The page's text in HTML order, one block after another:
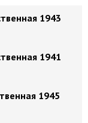
1943
1941
1945